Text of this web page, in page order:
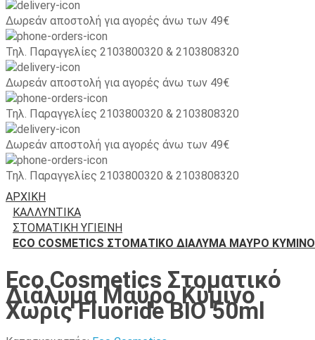
Δωρεάν αποστολή για αγορές άνω των 49€
Τηλ. Παραγγελίες 2103800320 & 2103808320
Δωρεάν αποστολή για αγορές άνω των 49€
Τηλ. Παραγγελίες 2103800320 & 2103808320
Δωρεάν αποστολή για αγορές άνω των 49€
Τηλ. Παραγγελίες 2103800320 & 2103808320
ΑΡΧΙΚΉ
ΚΑΛΛΥΝΤΙΚΑ
ΣΤΟΜΑΤΙΚΉ ΥΓΙΕΙΝΉ
ECO COSMETICS ΣΤΟΜΑΤΙΚΌ ΔΙΆΛΥΜΑ ΜΑΎΡΟ ΚΎΜΙΝΟ
Eco Cosmetics Στοματικό
Διάλυμα Μαύρο Κύμινο
Χωρίς Fluoride ΒΙΟ 50ml